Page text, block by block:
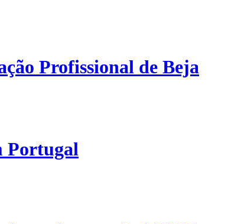
Profissional de Beja
Portugal